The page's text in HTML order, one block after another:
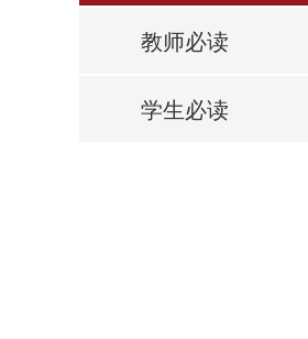
教师必读
学生必读